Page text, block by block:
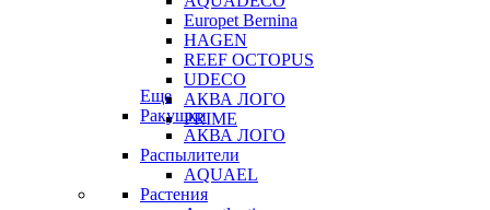
Europet Bernina
HAGEN
REEF OCTOPUS
UDECO
АКВА ЛОГО
PRIME
Еще
Ракушки
АКВА ЛОГО
Распылители
AQUAEL
Растения